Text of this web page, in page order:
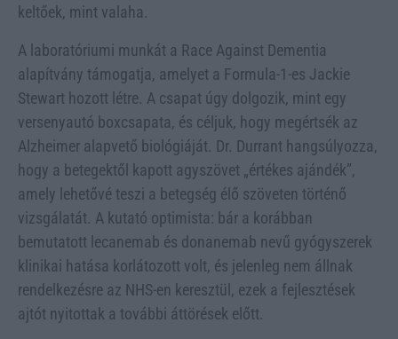
keltőek, mint valaha.
A laboratóriumi munkát a Race Against Dementia
alapítvány támogatja, amelyet a Formula-1-es Jackie
Stewart hozott létre. A csapat úgy dolgozik, mint egy
versenyautó boxcsapata, és céljuk, hogy megértsék az
Alzheimer alapvető biológiáját. Dr. Durrant hangsúlyozza,
hogy a betegektől kapott agyszövet „értékes ajándék”,
amely lehetővé teszi a betegség élő szöveten történő
vizsgálatát. A kutató optimista: bár a korábban
bemutatott lecanemab és donanemab nevű gyógyszerek
klinikai hatása korlátozott volt, és jelenleg nem állnak
rendelkezésre az NHS-en keresztül, ezek a fejlesztések
ajtót nyitottak a további áttörések előtt.